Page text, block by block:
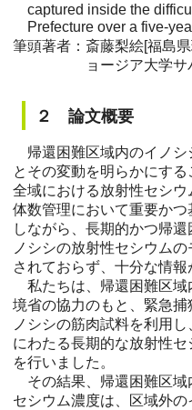
captured inside the
Prefecture over a five-
筆頭著者：斎藤梨絵[福島
ョージア大学
２ 論文概要
帰還困難区域内のイノシ
とその変動を明らかにす
全域における放射性セシ
体数管理において重要か
しながら、長期的かつ帰
ノシシの放射性セシウム
されておらず、十分な情報
私たちは、帰還困難区域
境省の協力のもと、緊急
ノシシの筋肉試料を利用
にわたる長期的な放射性
を行いました。
その結果、帰還困難区域
セシウム濃度は、区域外